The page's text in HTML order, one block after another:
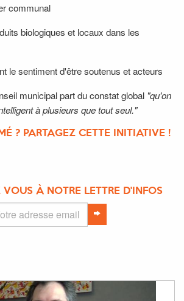
communal
biologiques et locaux dans les
le sentiment d'être soutenus et acteurs
municipal part du constat global "qu'on
à plusieurs que tout seul."
? PARTAGEZ CETTE INITIATIVE !
VOUS À NOTRE LETTRE D'INFOS